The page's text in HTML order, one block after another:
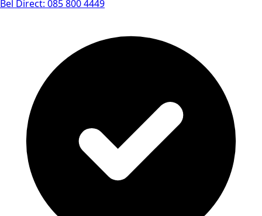
Bel Direct: 085 800 4449